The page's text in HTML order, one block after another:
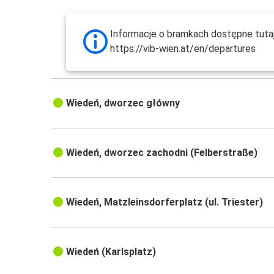
Informacje o bramkach dostępne
https://vib-wien.at/en/departures
Wiedeń, dworzec główny
Wiedeń, dworzec zachodni (Felberstraße)
Wiedeń, Matzleinsdorferplatz (ul. Triester)
Wiedeń (Karlsplatz)